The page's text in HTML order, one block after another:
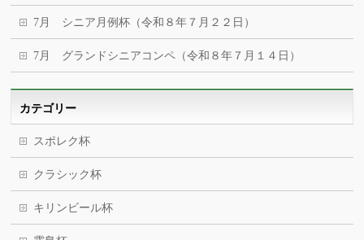
7月 シニア月例杯（令和８年７月２２日）
7月 グランドシニアコンペ（令和８年７月１４日）
カテゴリー
スポレク杯
クラシック杯
キリンビール杯